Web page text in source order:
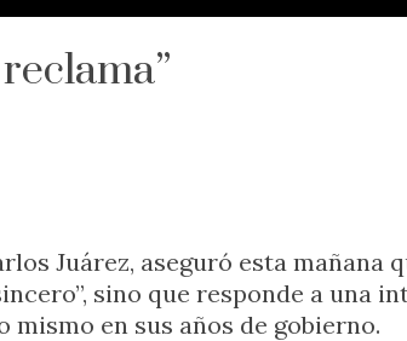
Juárez, aseguró esta mañana
sino que responde a una
en sus años de gobierno.